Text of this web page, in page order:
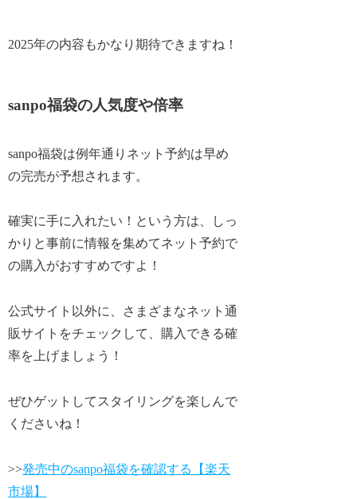
2025年の内容もかなり期待できますね！
sanpo福袋の人気度や倍率
sanpo福袋は例年通りネット予約は早め
の完売が予想されます。
確実に手に入れたい！という方は、しっ
かりと事前に情報を集めてネット予約で
の購入がおすすめですよ！
公式サイト以外に、さまざまなネット通
販サイトをチェックして、購入できる確
率を上げましょう！
ぜひゲットしてスタイリングを楽しんで
くださいね！
>>発売中のsanpo福袋を確認する【楽天
市場】